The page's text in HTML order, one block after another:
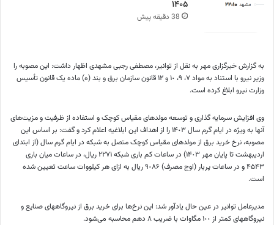
۱۴۰۵
38 دقیقه پیش
به گزارش خبرگزاری مهر به نقل از توانیر، مصطفی رجبی مشهدی اظهار داشت: این مصوبه را
وزیر نیرو با استناد به مواد ٧، ٩، ١٠ و ١٢ قانون سازمان برق و بند (
ه)ماده یک قانون تأسیس
وزارت نیرو ابلاغ کرده است.
وی افزایش سرمایه گذاری و توسعه مولدهای مقیاس کوچک و استفاده از ظرفیت و مزیت‌های
آنها به ویژه در ایام گرم سال ١۴٠٣ را از اهداف این ابلاغیه اعلام کرد و گفت: بر اساس این
مصوبه، نرخ خرید برق از مولدهای مقیاس کوچک متصل به شبکه در ایام گرم سال (از ابتدای
اردیبهشت تا پایان مهر ١۴٠٣) در ساعات کم باری شبکه ٢٢٧١ ریال، در ساعات میان باری
۴۵۴٣ و در ساعات پربار (اوج مصرف) ٩٠٨۶ ریال به ازای هر کیلووات ساعت تعیین شده
است.
مدیرعامل توانیر در عین حال یادآور شد: این نرخ‌ها برای خرید برق از نیروگاههای صنایع و
نیروگاههای کمتر از ١٠٠ مگاوات با ضریب ٨ دهم محاسبه می‌شود.